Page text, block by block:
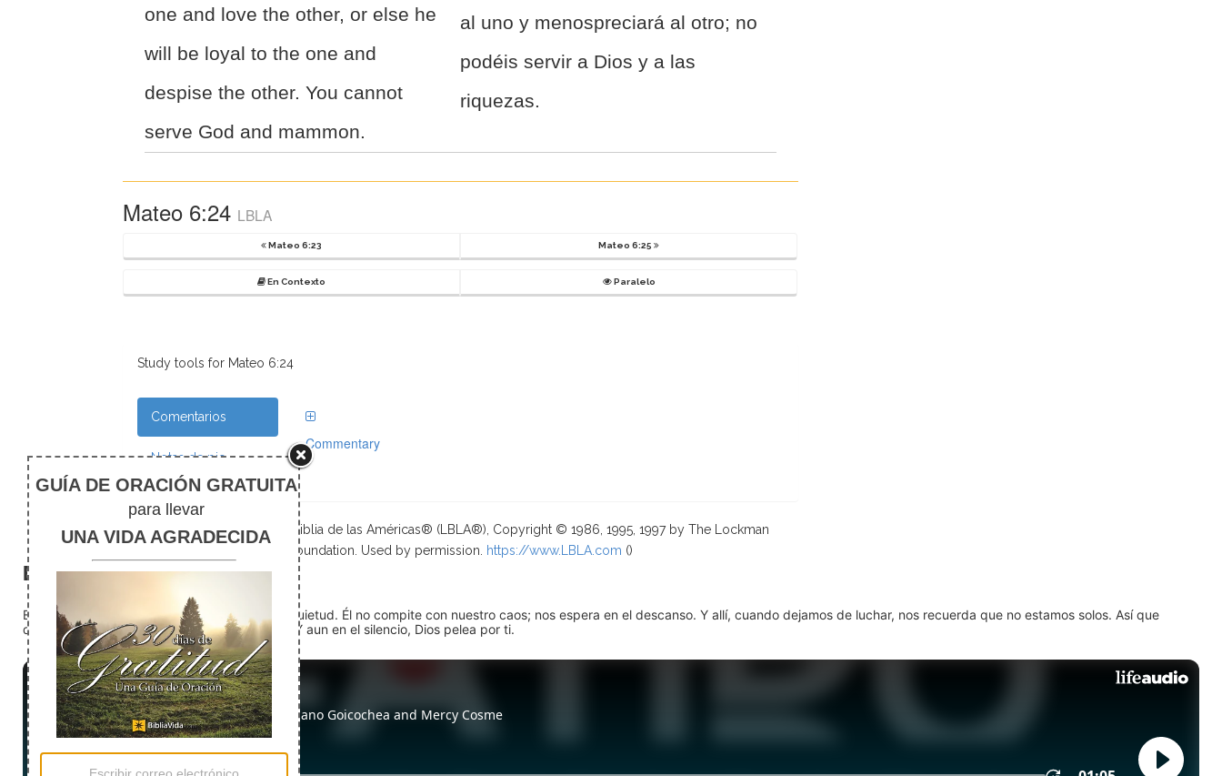
one and love the other, or else he
will be loyal to the one and
despise the other. You cannot
serve God and mammon.
al uno y menospreciará al otro; no
podéis servir a Dios y a las
riquezas.
Mateo 6:24 LBLA
Mateo 6:23 Mateo 6:25
En Contexto Paralelo
Study tools for Mateo 6:24
Comentarios
Notas de pie
Commentary
Scripture taken from La Biblia de las Américas® (LBLA®), Copyright © 1986, 1995, 1997 by The Lockman
Foundation. Used by permission.
https://www.LBLA.com ()
El silencio
En medio del ruido, Dios nos encuentra en la quietud. Él no compite con nuestro caos; nos espera en el descanso. Y allí, cuando dejamos de luchar, nos recuerda que no estamos solos. Así que
detente (quédate quieto) Dios está presente. Y aun en el silencio, Dios pelea por ti.